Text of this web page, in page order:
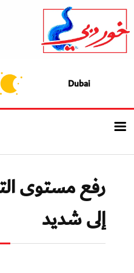
Dubai
الرئيسيــة
أحدث الأخبار
سوالف الدار
رفع مستوى
إلى شديد